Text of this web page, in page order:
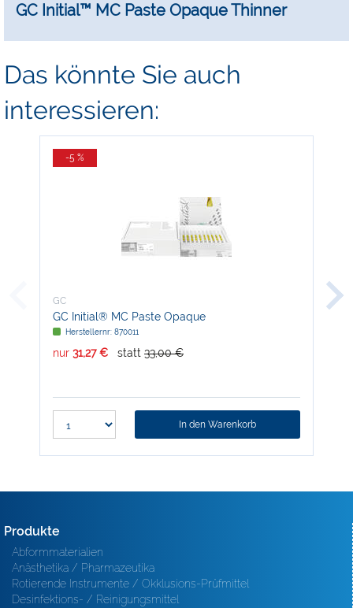
GC Initial™ MC Paste Opaque Thinner
Das könnte Sie auch
interessieren:
-5 %
GC
GC Initial® MC Paste Opaque
Herstellernr: 870011
nur 31,27 € statt 33,00 €
In den Warenkorb
GC
Produkte
Abformmaterialien
Anästhetika / Pharmazeutika
Rotierende Instrumente / Okklusions-Prüfmittel
Desinfektions- / Reinigungsmittel